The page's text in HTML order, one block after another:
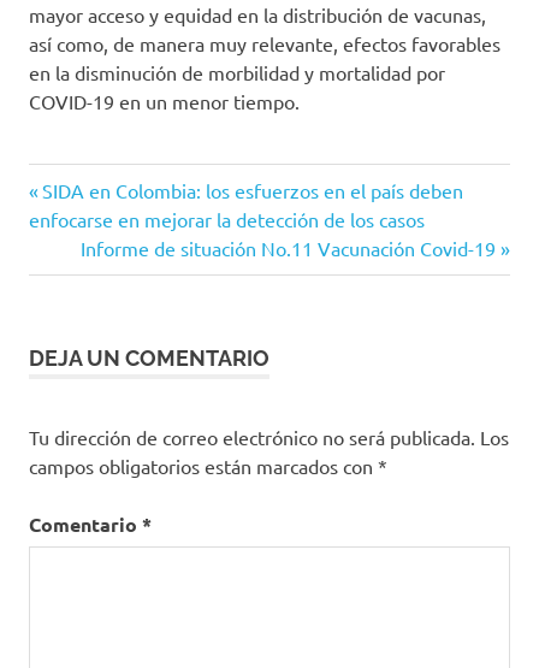
mayor acceso y equidad en la distribución de vacunas,
así como, de manera muy relevante, efectos favorables
en la disminución de morbilidad y mortalidad por
COVID-19 en un menor tiempo.
semanas
Asociación
Infectología
dosis
Coronavirus
19
Navegación
Entrada
anterior:
SIDA en Colombia: los esfuerzos en el país deben
enfocarse en mejorar la detección de los casos
Siguiente
entrada:
Informe de situación No.11 Vacunación Covid-19
DEJA UN COMENTARIO
Tu dirección de correo electrónico no será publicada. Los
campos obligatorios están marcados con *
Comentario *